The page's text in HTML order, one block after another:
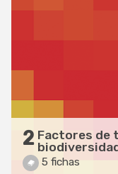
2 Factores de
5 fichas